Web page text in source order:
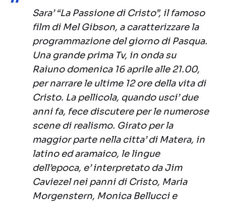
Sara’ “La Passione di Cristo”, il famoso
film di Mel Gibson, a caratterizzare la
programmazione del giorno di Pasqua.
Una grande prima Tv, in onda su
Raiuno domenica 16 aprile alle 21.00,
per narrare le ultime 12 ore della vita di
Cristo. La pellicola, quando usci’ due
anni fa, fece discutere per le numerose
scene di realismo. Girato per la
maggior parte nella citta’ di Matera, in
latino ed aramaico, le lingue
dell’epoca, e’ interpretato da Jim
Caviezel nei panni di Cristo, Maria
Morgenstern, Monica Bellucci e